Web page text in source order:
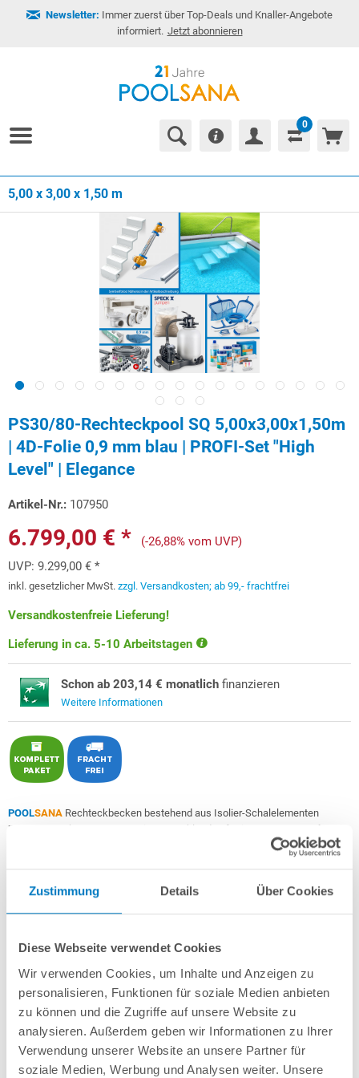
Zustimmung Details Über Cookies
Diese Webseite verwendet Cookies
Wir verwenden Cookies, um Inhalte und Anzeigen zu
personalisieren, Funktionen für soziale Medien anbieten
zu können und die Zugriffe auf unsere Website zu
analysieren. Außerdem geben wir Informationen zu Ihrer
Verwendung unserer Website an unsere Partner für
soziale Medien, Werbung und Analysen weiter. Unsere
Newsletter: Immer zuerst über Top-Deals und Knaller-Angebote
informiert. Jetzt abonnieren
0
5,00 x 3,00 x 1,50 m
PS30/80-Rechteckpool SQ 5,00x3,00x1,50m
| 4D-Folie 0,9 mm blau | PROFI-Set "High
Level" | Elegance
Artikel-Nr.: 107950
6.799,00 € *
(-26,88% vom UVP)
UVP: 9.299,00 € *
inkl. gesetzlicher MwSt. zzgl. Versandkosten; ab 99,- frachtfrei
Versandkostenfreie Lieferung!
Lieferung in ca. 5-10 Arbeitstagen
Schon ab 203,14 € monatlich finanzieren
Weitere Informationen
POOLSANA Rechteckbecken bestehend aus Isolier-Schalelementen
PS30/80
+ sehr passgenauer, in Deutschland gefertigter
0,9 mm starker
mit Keilbiese +
PROFI-Set "High Level"
Wasserpflegebedarf deutlich!
Breitmaul-Einbauskimmer Slim für einen extra hohen Wasserstand
Bodenablauf+ 2 Einlaufdüsen mitsamt Mauerdurchführungen
Sandfilteranlage
POOL SANA PRO PRIME 400 / SPECK PP 7
Erdbeständiges Verrohrungsset PROFI Ø 50 mm+ Entleerungspaket
5-stufige, 60 cm breite Einstiegstreppe in weiß für die Befestigung am
Poolrand